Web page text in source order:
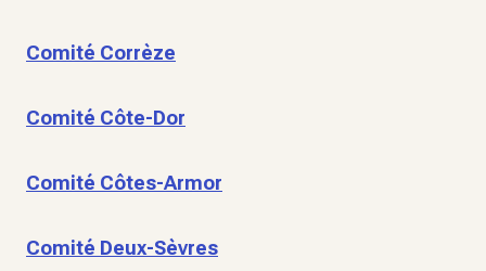
Comité Corrèze
Comité Côte-Dor
Comité Côtes-Armor
Comité Deux-Sèvres